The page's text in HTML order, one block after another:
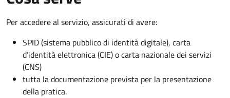
Per accedere al servizio, assicurati di avere:
SPID (sistema pubblico di identità digitale), carta
d’identità elettronica (CIE) o carta nazionale dei servizi
(CNS)
tutta la documentazione prevista per la presentazione
della pratica.